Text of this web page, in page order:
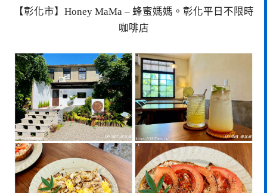
【彰化市】Honey MaMa – 蜂蜜媽媽。彰化平日不限時
咖啡店